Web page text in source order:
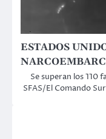
ESTADOS
Se superan los 110
SFAS/El Comando